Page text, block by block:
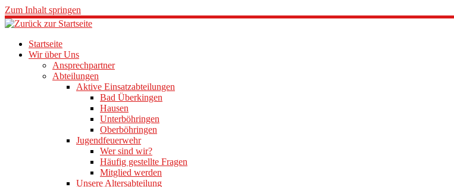
Zum Inhalt springen
Startseite
Wir über Uns
Ansprechpartner
Abteilungen
Aktive Einsatzabteilungen
Bad Überkingen
Hausen
Unterböhringen
Oberböhringen
Jugendfeuerwehr
Wer sind wir?
Häufig gestellte Fragen
Mitglied werden
Unsere Altersabteilung